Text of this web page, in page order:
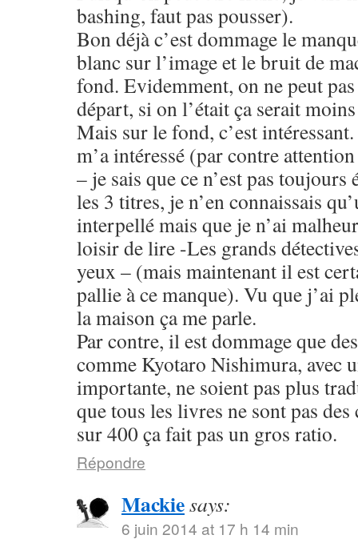
bashing, faut pas pousser).
Bon déjà c’est dommage le
blanc sur l’image et le bruit de
fond. Evidemment, on ne peut
départ, si on l’était ça serait
Mais sur le fond, c’est
m’a intéressé (par contre
– je sais que ce n’est pas
les 3 titres, je n’en connaissais
interpellé mais que je n’ai
loisir de lire -Les grands
yeux – (mais maintenant il est
pallie à ce manque). Vu que j’ai
la maison ça me parle.
Par contre, il est dommage que
comme Kyotaro Nishimura, avec
importante, ne soient pas plus
que tous les livres ne sont pas
sur 400 ça fait pas un gros ratio.
Répondre
Mackiesays:
6 juin 2014 at 17 h 14 min